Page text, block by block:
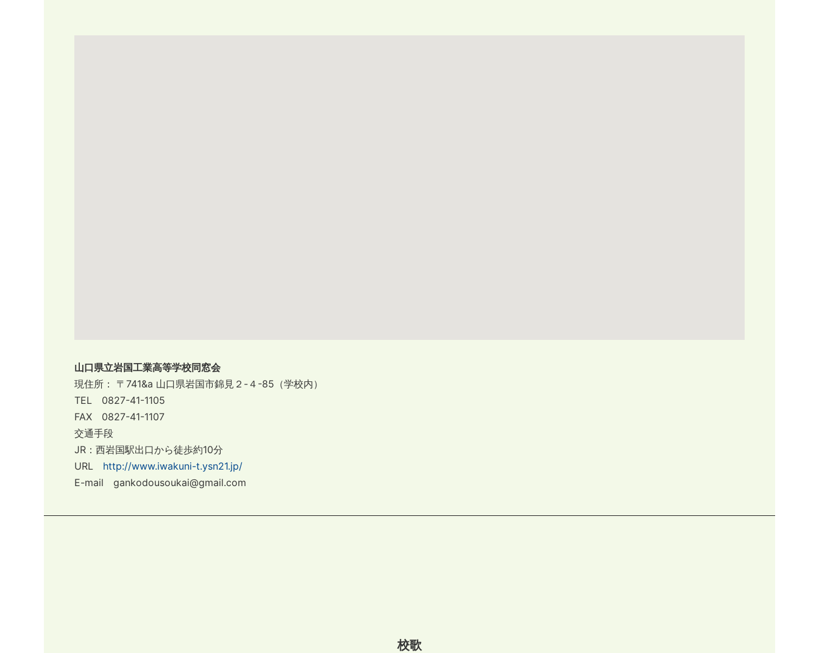
山口県立岩国工業高等学校同窓会
現住所： 〒741&a 山口県岩国市錦見２-４-85（学校内）
TEL 0827-41-1105
FAX 0827-41-1107
交通手段
JR：西岩国駅出口から徒歩約10分
URL http://www.iwakuni-t.ysn21.jp/
E-mail gankodousoukai@gmail.com
校歌